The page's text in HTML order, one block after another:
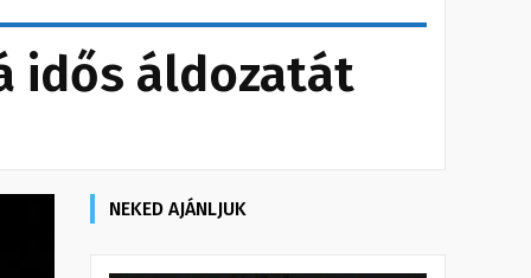
idős áldozatát
NEKED AJÁNLJUK